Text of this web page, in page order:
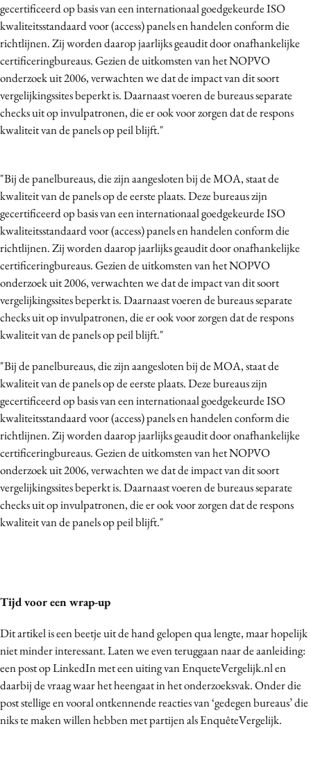
gecertificeerd op basis van een internationaal goedgekeurde ISO
kwaliteitsstandaard voor (access) panels en handelen conform die
richtlijnen. Zij worden daarop jaarlijks geaudit door onafhankelijke
certificeringbureaus. Gezien de uitkomsten van het NOPVO
onderzoek uit 2006, verwachten we dat de impact van dit soort
vergelijkingssites beperkt is. Daarnaast voeren de bureaus separate
checks uit op invulpatronen, die er ook voor zorgen dat de respons
kwaliteit van de panels op peil blijft."
"Bij de panelbureaus, die zijn aangesloten bij de MOA, staat de
kwaliteit van de panels op de eerste plaats. Deze bureaus zijn
gecertificeerd op basis van een internationaal goedgekeurde ISO
kwaliteitsstandaard voor (access) panels en handelen conform die
richtlijnen. Zij worden daarop jaarlijks geaudit door onafhankelijke
certificeringbureaus. Gezien de uitkomsten van het NOPVO
onderzoek uit 2006, verwachten we dat de impact van dit soort
vergelijkingssites beperkt is. Daarnaast voeren de bureaus separate
checks uit op invulpatronen, die er ook voor zorgen dat de respons
kwaliteit van de panels op peil blijft."
"Bij de panelbureaus, die zijn aangesloten bij de MOA, staat de
kwaliteit van de panels op de eerste plaats. Deze bureaus zijn
gecertificeerd op basis van een internationaal goedgekeurde ISO
kwaliteitsstandaard voor (access) panels en handelen conform die
richtlijnen. Zij worden daarop jaarlijks geaudit door onafhankelijke
certificeringbureaus. Gezien de uitkomsten van het NOPVO
onderzoek uit 2006, verwachten we dat de impact van dit soort
vergelijkingssites beperkt is. Daarnaast voeren de bureaus separate
checks uit op invulpatronen, die er ook voor zorgen dat de respons
kwaliteit van de panels op peil blijft."
Tijd voor een wrap-up
Dit artikel is een beetje uit de hand gelopen qua lengte, maar hopelijk
niet minder interessant. Laten we even teruggaan naar de aanleiding:
een post op LinkedIn met een uiting van EnqueteVergelijk.nl en
daarbij de vraag waar het heengaat in het onderzoeksvak. Onder die
post stellige en vooral ontkennende reacties van ‘gedegen bureaus’ die
niks te maken willen hebben met partijen als EnquêteVergelijk.